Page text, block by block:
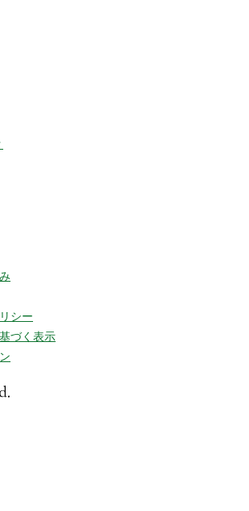
シー
づく表示